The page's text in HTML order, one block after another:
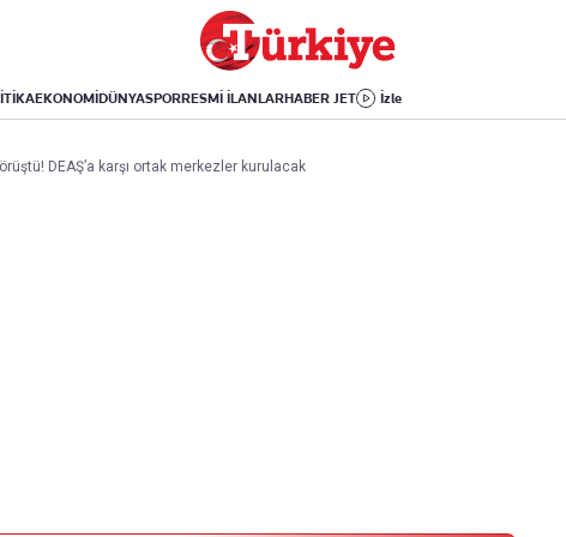
EKONOMİDÜNYASPORRESMİ İLANLARHABER JET İzle
Avrupa
Amerika
İsrail-Gazze
Yaşam
Sağlık
Yemek
Aktüel
Kitap
DEAŞ’a karşı ortak merkezler kurulacak